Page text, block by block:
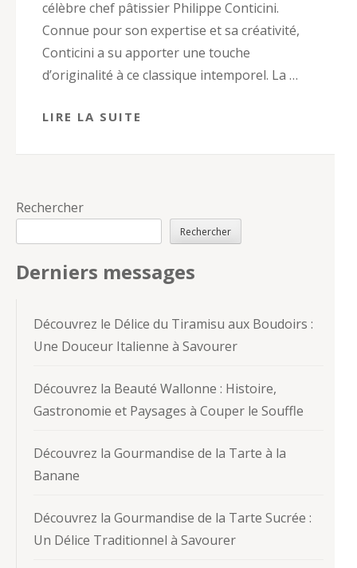
célèbre chef pâtissier Philippe Conticini.
Connue pour son expertise et sa créativité,
Conticini a su apporter une touche
d’originalité à ce classique intemporel. La …
LIRE LA SUITE
Rechercher
Rechercher
Derniers messages
Découvrez le Délice du Tiramisu aux Boudoirs :
Une Douceur Italienne à Savourer
Découvrez la Beauté Wallonne : Histoire,
Gastronomie et Paysages à Couper le Souffle
Découvrez la Gourmandise de la Tarte à la
Banane
Découvrez la Gourmandise de la Tarte Sucrée :
Un Délice Traditionnel à Savourer